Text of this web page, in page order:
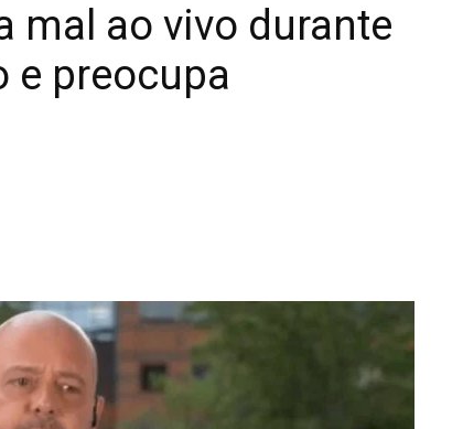
mal ao vivo durante
e preocupa